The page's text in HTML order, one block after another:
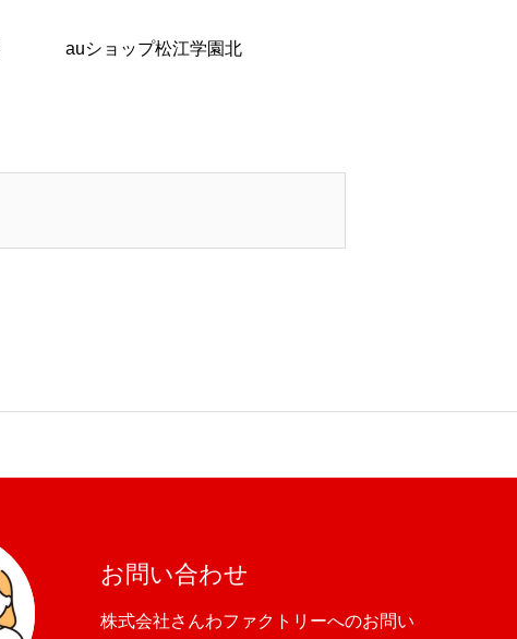
auショップ松江学園北
お問い合わせ
株式会社さんわファクトリーへのお問い